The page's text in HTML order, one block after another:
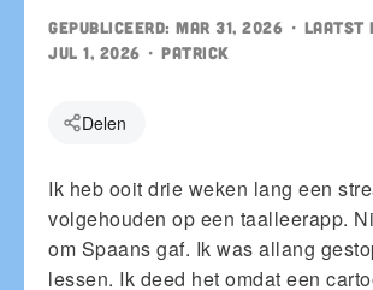
Gepubliceerd: Mar 31, 2026 • Laatst
Jul 1, 2026 • patrick
Delen
Ik heb ooit drie weken lang een
volgehouden op een taalleerapp.
om Spaans gaf. Ik was allang
lessen. Ik deed het omdat een